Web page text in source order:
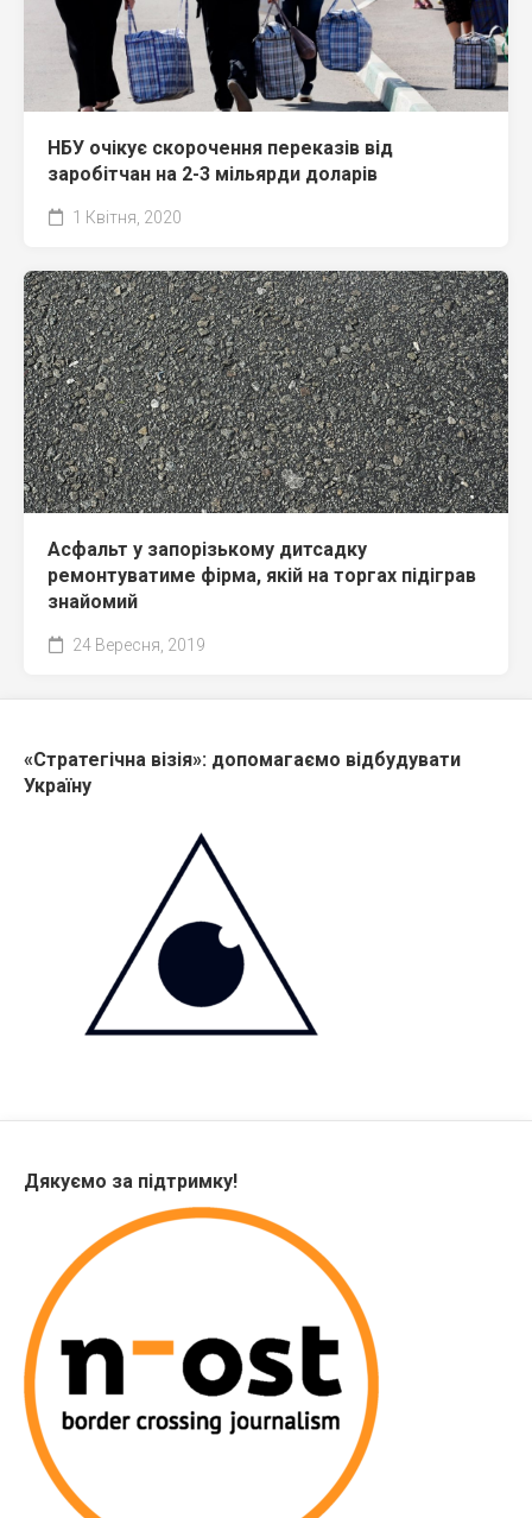
НБУ очікує скорочення переказів від
заробітчан на 2-3 мільярди доларів
1 Квітня, 2020
Асфальт у запорізькому дитсадку
ремонтуватиме фірма, якій на торгах підіграв
знайомий
24 Вересня, 2019
«Стратегічна візія»: допомагаємо відбудувати
Україну
Дякуємо за підтримку!